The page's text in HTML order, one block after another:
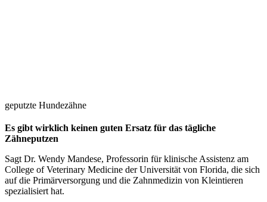
geputzte Hundezähne
Es gibt wirklich keinen guten Ersatz für das tägliche
Zähneputzen
Sagt Dr. Wendy Mandese, Professorin für klinische Assistenz am
College of Veterinary Medicine der Universität von Florida, die sich
auf die Primärversorgung und die Zahnmedizin von Kleintieren
spezialisiert hat.